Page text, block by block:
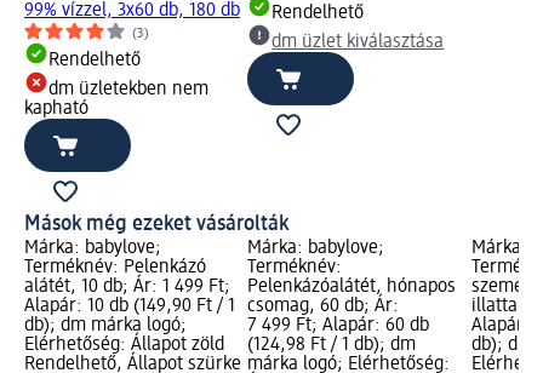
99% vízzel, 3x60 db, 180 db
(3)
Rendelhető
dm üzletekben nem
kapható
Rendelhető
dm üzlet kiválasztása
Mások még ezeket vásárolták
Márka: babylove;
Terméknév: Pelenkázó
alátét, 10 db; Ár: 1 499 Ft;
Alapár: 10 db (149,90 Ft / 1
db); dm márka logó;
Elérhetőség: Állapot zöld
Rendelhető, Állapot szürke
Márka: babylove;
Terméknév:
Pelenkázóalátét, hónapos
csomag, 60 db; Ár:
7 499 Ft; Alapár: 60 db
(124,98 Ft / 1 db); dm
márka logó; Elérhetőség:
Márka:
illattal,
Alapár:
db); dm